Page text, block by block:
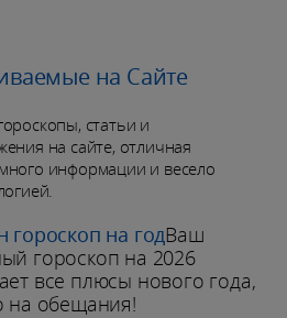
на Сайте
статьи и
на сайте, отличная
информации и весело
гороскоп на годВаш
гороскоп на 2026
все плюсы нового года,
на обещания!